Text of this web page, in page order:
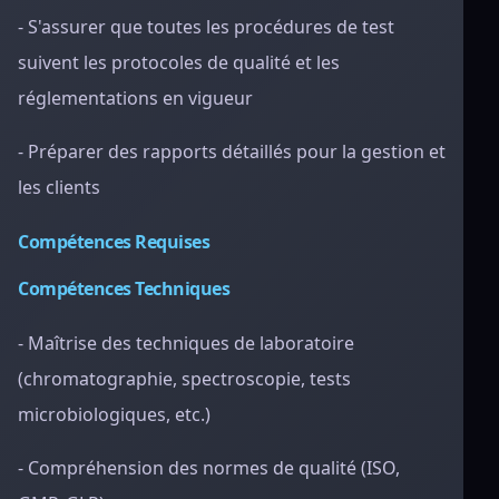
- S'assurer que toutes les procédures de test
suivent les protocoles de qualité et les
réglementations en vigueur
- Préparer des rapports détaillés pour la gestion et
les clients
Compétences Requises
Compétences Techniques
- Maîtrise des techniques de laboratoire
(chromatographie, spectroscopie, tests
microbiologiques, etc.)
- Compréhension des normes de qualité (ISO,